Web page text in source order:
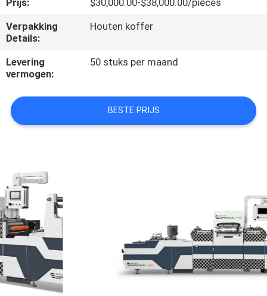
ONS
FABRIEKSTOCHT
KWALITEITSCONTROLE
CONTACT
MET
ONS
OP
NIEUWS
Prijs:
$30,000.00-$38,000.00/pieces
Verpakking
Details:
Houten koffer
Levering
vermogen:
50 stuks per maand
BESTE PRIJS